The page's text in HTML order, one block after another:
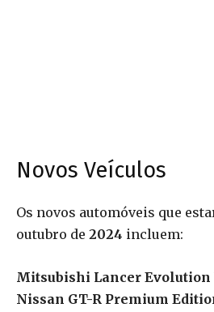
Novos Veículos
Os novos automóveis que
outubro de 2024 incluem:
Mitsubishi Lancer Evolution
Nissan GT-R Premium